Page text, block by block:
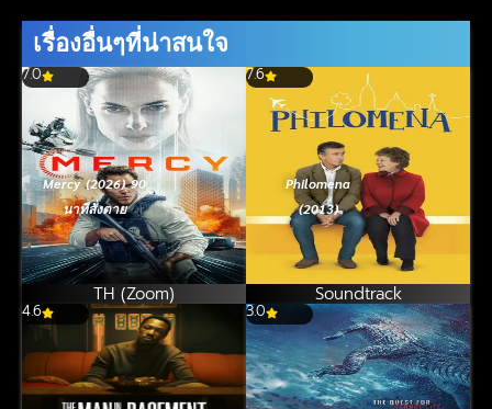
เรื่องอื่นๆที่น่าสนใจ
7.0
Mercy (2026) 90
นาทีสั่งตาย
TH (Zoom)
7.6
Philomena
(2013)
Soundtrack
4.6 3.0